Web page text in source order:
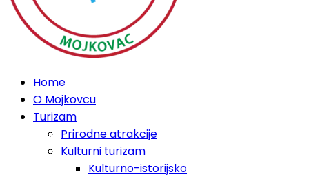
Home
O Mojkovcu
Turizam
Prirodne atrakcije
Kulturni turizam
Kulturno-istorijsko